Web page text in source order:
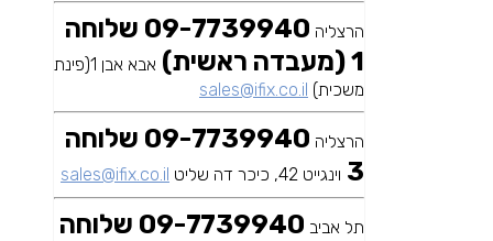
הרצליה
09-7739940 שלוחה
1 (מעבדה ראשית)
אבא אבן 1(פינת
משכית) sales@ifix.co.il
הרצליה
09-7739940 שלוחה
3 וינגייט 42, כיכר דה שליט sales@ifix.co.il
תל אביב
09-7739940 שלוחה